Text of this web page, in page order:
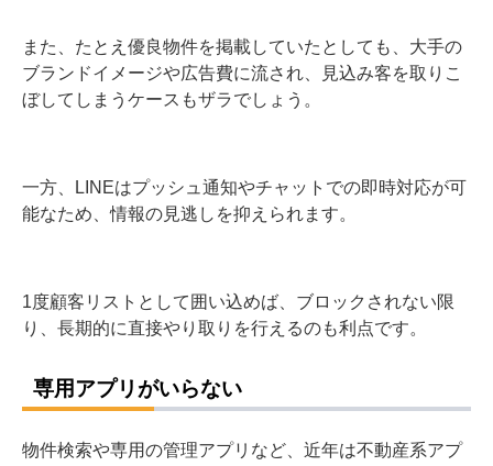
また、たとえ優良物件を掲載していたとしても、大手の
ブランドイメージや広告費に流され、見込み客を取りこ
ぼしてしまうケースもザラでしょう。
一方、LINEはプッシュ通知やチャットでの即時対応が可
能なため、情報の見逃しを抑えられます。
1度顧客リストとして囲い込めば、ブロックされない限
り、長期的に直接やり取りを行えるのも利点です。
専用アプリがいらない
物件検索や専用の管理アプリなど、近年は不動産系アプ